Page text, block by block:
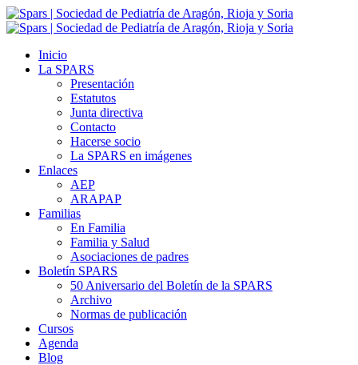
Inicio
La SPARS
Presentación
Estatutos
Junta directiva
Contacto
Hacerse socio
La SPARS en imágenes
Enlaces
AEP
ARAPAP
Familias
En Familia
Familia y Salud
Asociaciones de padres
Boletín SPARS
50 Aniversario del Boletín de la SPARS
Archivo
Normas de publicación
Cursos
Agenda
Blog